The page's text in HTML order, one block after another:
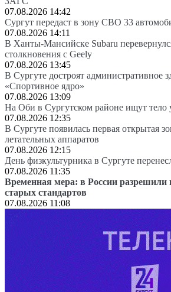
07.08.2026 14:42
Сургут передаст в зону СВО 33
07.08.2026 14:11
В Ханты-Мансийске Subaru
столкновения с Geely
07.08.2026 13:45
В Сургуте достроят административное
«Спортивное ядро»
07.08.2026 13:09
На Оби в Сургутском районе ищут
07.08.2026 12:35
В Сургуте появилась первая открытая
летательных аппаратов
07.08.2026 12:15
День физкультурника в Сургуте
07.08.2026 11:35
Временная мера: в России разрешили
старых стандартов
07.08.2026 11:08